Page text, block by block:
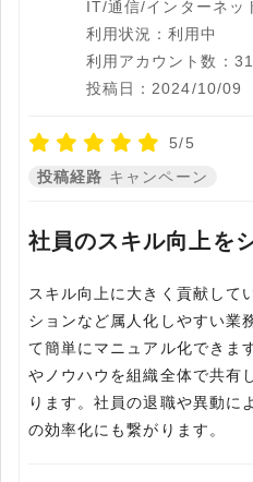
IT/通信/インターネッ
利用状況：利用中
利用アカウント数：
投稿日：2024/10/09
5/5
投稿経路 キャンペーン
社員のスキル向上を
スキル向上に大きく貢献して
ションなど属人化しやすい業
て簡単にマニュアル化できま
やノウハウを組織全体で共有
ります。社員の退職や異動に
の効率化にも繋がります。